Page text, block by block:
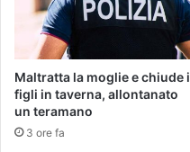
Maltratta la moglie e chiude i
figli in taverna, allontanato
un teramano
3 ore fa